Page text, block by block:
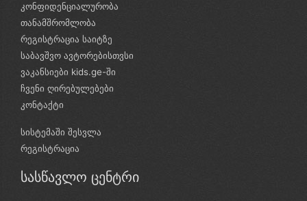
კონფიდენციალურობა
თანამშრომლობა
რეგისტრაცია საიტზე
საბავშვო ავტორებისთვსი
ვაკანსიები kids.ge-ში
ჩვენი ღირებულებები
კონტაქტი
სისტემაში შესვლა
რეგისტრაცია
სასწავლო ცენტრი